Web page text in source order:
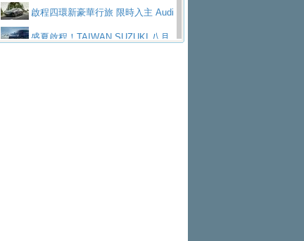
排六座純電旗艦休旅 TZ
有錢也買不到的Golf R！福斯打造
全新Golf R 24h賽車將挑戰紐柏林24小時耐
SKODA公布全新小型純電跨界休旅
務 讓電動車化身行動儲能系統
NISSAN X-TRAIL 上市首月銷量
躋身同級前3名Toyota歐洲純電車銷量翻倍 2026
同步實施
遇 啟程四環新豪華行旅 限時入主 Audi
A6 旗艦陣容 低月付5,888元起及3 年乙式險
盛夏啟程！TAIWAN SUZUKI 八月